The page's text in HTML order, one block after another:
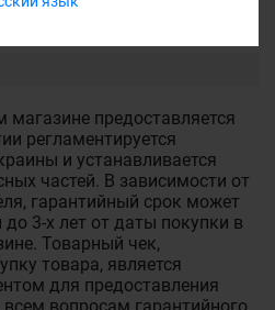
предоставляется
регламентируется
и устанавливается
частей. В зависимости от
гарантийный срок может
до 3-х лет от даты покупки в
Товарный чек,
товара, является
для предоставления